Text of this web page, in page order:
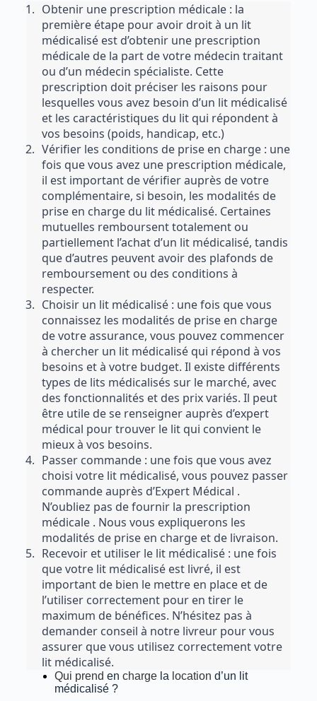
Obtenir une prescription médicale : la
première étape pour avoir droit à un lit
médicalisé est d’obtenir une prescription
médicale de la part de votre médecin traitant
ou d’un médecin spécialiste. Cette
prescription doit préciser les raisons pour
lesquelles vous avez besoin d’un lit médicalisé
et les caractéristiques du lit qui répondent à
vos besoins (poids, handicap, etc.)
Vérifier les conditions de prise en charge : une
fois que vous avez une prescription médicale,
il est important de vérifier auprès de votre
complémentaire, si besoin, les modalités de
prise en charge du lit médicalisé. Certaines
mutuelles remboursent totalement ou
partiellement l’achat d’un lit médicalisé, tandis
que d’autres peuvent avoir des plafonds de
remboursement ou des conditions à
respecter.
Choisir un lit médicalisé : une fois que vous
connaissez les modalités de prise en charge
de votre assurance, vous pouvez commencer
à chercher un lit médicalisé qui répond à vos
besoins et à votre budget. Il existe différents
types de lits médicalisés sur le marché, avec
des fonctionnalités et des prix variés. Il peut
être utile de se renseigner auprès d’expert
médical pour trouver le lit qui convient le
mieux à vos besoins.
Passer commande : une fois que vous avez
choisi votre lit médicalisé, vous pouvez passer
commande auprès d’Expert Médical .
N’oubliez pas de fournir la prescription
médicale . Nous vous expliquerons les
modalités de prise en charge et de livraison.
Recevoir et utiliser le lit médicalisé : une fois
que votre lit médicalisé est livré, il est
important de bien le mettre en place et de
l’utiliser correctement pour en tirer le
maximum de bénéfices. N’hésitez pas à
demander conseil à notre livreur pour vous
assurer que vous utilisez correctement votre
lit médicalisé.
Qui prend en chargela location d’un lit
médicalisé ?